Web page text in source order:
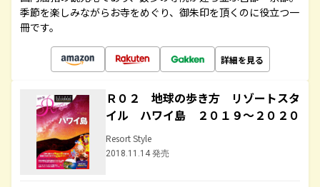
季節を楽しみながらお寺をめぐり、御朱印を頂くのに役立つ一
冊です。
詳細を見る
Ｒ０２ 地球の歩き方 リゾートスタ
イル ハワイ島 ２０１９～２０２０
Resort Style
2018.11.14 発売